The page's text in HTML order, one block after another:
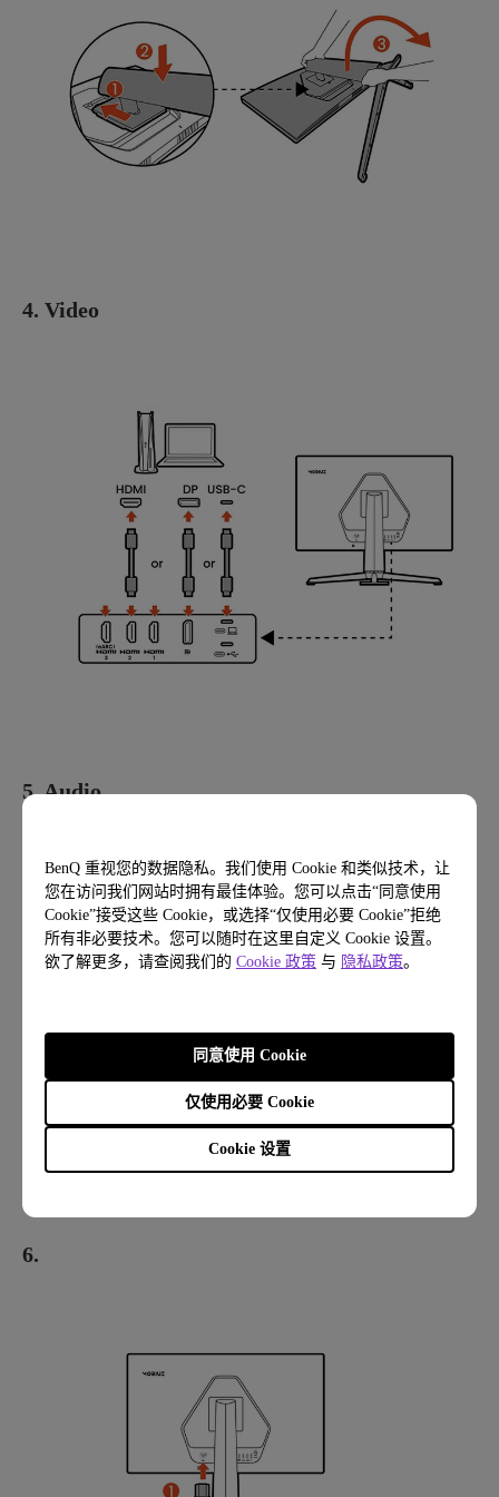
BenQ 重视您的数据隐私。我们使用 Cookie 和类似技术，让
您在访问我们网站时拥有最佳体验。您可以点击“同意使用
Cookie”接受这些 Cookie，或选择“仅使用必要 Cookie”拒绝
所有非必要技术。您可以随时在这里自定义 Cookie 设置。
欲了解更多，请查阅我们的 Cookie 政策 与 隐私政策。
Cookie 设置
仅使用必要 Cookie
同意使用 Cookie
4. Video
5. Audio
6.